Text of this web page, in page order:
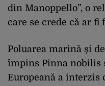
din Manoppello”, o
care se crede că ar
Poluarea marină și
împins Pinna nobilis
Europeană a interzis